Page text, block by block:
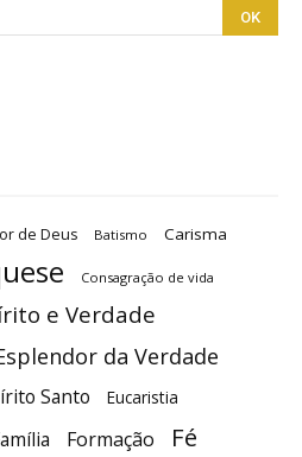
de Deus Batismo Carisma
Consagração de vida
e Verdade
da Verdade
Santo Eucaristia
Formação Fé